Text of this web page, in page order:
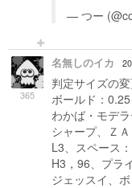
— つー
365
名無しのイカ
判定サイズの
ボールド：
わかば・モデ
シャープ、Ｚ
L3、スペース
H3，96、プラ
ジェッスイ、